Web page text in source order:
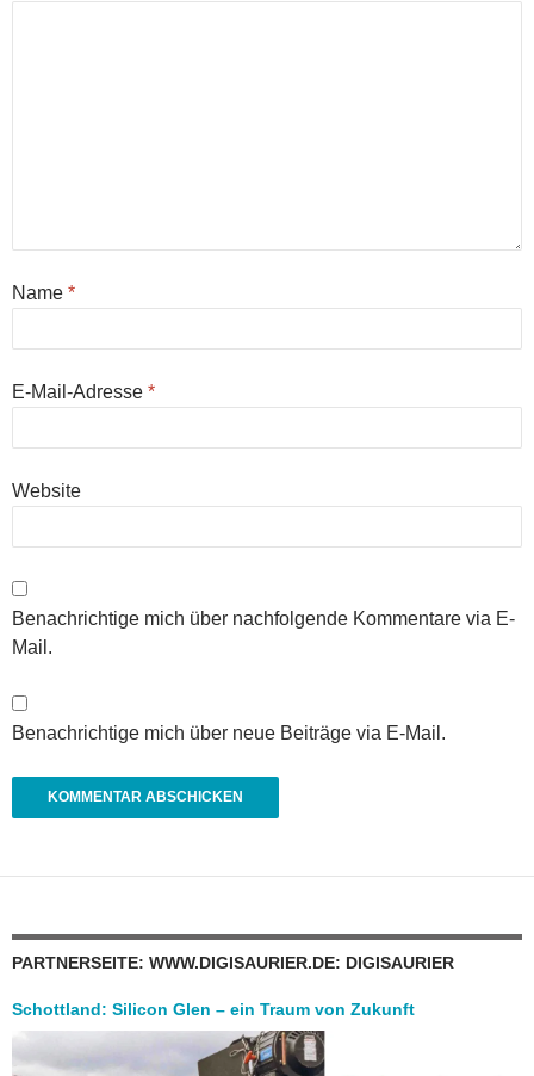
Name *
E-Mail-Adresse *
Website
Benachrichtige mich über nachfolgende Kommentare via E-
Mail.
Benachrichtige mich über neue Beiträge via E-Mail.
PARTNERSEITE: WWW.DIGISAURIER.DE: DIGISAURIER
Schottland: Silicon Glen – ein Traum von Zukunft